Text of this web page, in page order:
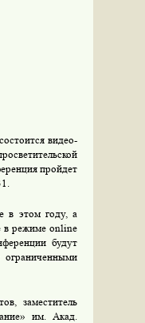
видео-
пройдет
в этом году, а
в режимеonline
будут
заместитель
им. Акад.